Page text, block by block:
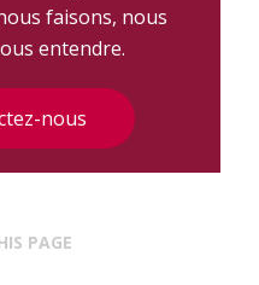
faisons, nous
entendre.
nous
PAGE